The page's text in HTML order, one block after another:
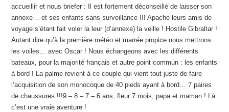
accueillir et nous briefer : Il est fortement déconseillé de laisser son
annexe… et ses enfants sans surveillance !!! Apache leurs amis de
voyage s’étant fait voler la leur (d’annexe) la veille ! Hostile Gibraltar !
Autant dire qu’à la première météo et marrée propice nous mettrons
les voiles… avec Oscar ! Nous échangeons avec les différents
bateaux, pour la majorité français et autre point commun : les enfants
à bord ! La palme revient à ce couple qui vient tout juste de faire
l’acquisition de son monocoque de 40 pieds ayant à bord… 7 paires
de chaussures !!!9 – 8 – 7 – 6 ans, fleur 7 mois, papa et maman ! Là
c’est une vraie aventure !